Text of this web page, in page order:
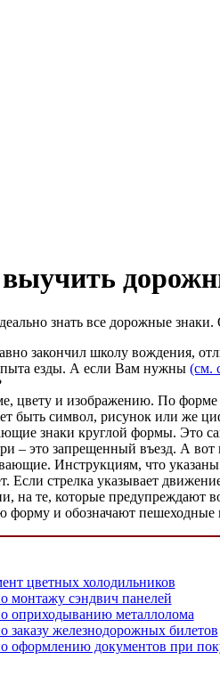
знать все дорожные
закончил школу вождения,
езды. А если Вам нужны (см.
цвету и изображению. По
быть символ, рисунок или же
знаки круглой формы. Это
– это запрещенный въезд. А
Инструкциям, что
Если стрелка указывает
на те, которые предупреждают
и обозначают пешеходные
цветных холодильников
монтажу сэндвич панелей
оприходыванию металлолома
заказу железнодорожных билетов
оформлению документов при